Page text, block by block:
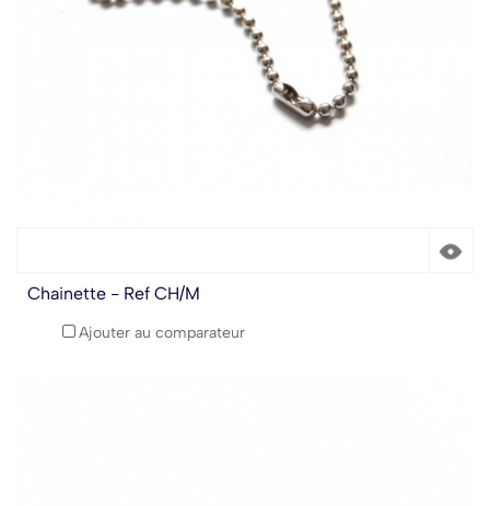
Chainette - Ref CH/M
Ajouter au comparateur